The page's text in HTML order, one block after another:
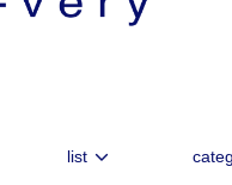
list